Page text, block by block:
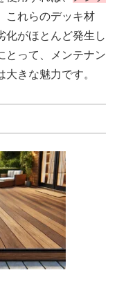
これらのデッキ材
化がほとんど発生し
とって、メンテナン
きな魅力です。